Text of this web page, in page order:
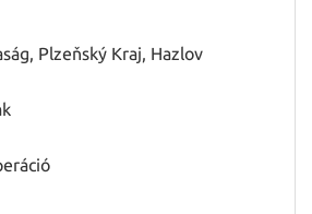
, Plzeňský Kraj, Hazlov